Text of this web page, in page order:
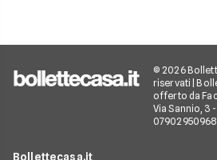
© 2026
riservati |
offerto da
Via Sannio, 3 -
07902950968
Bollettecasa.it